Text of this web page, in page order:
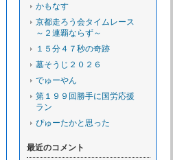
かもなす
京都走ろう会タイムレース
～２連覇ならず～
１５分４７秒の奇跡
墓そうじ２０２６
でゅーやん
第１９９回勝手に国労応援
ラン
ぴゅーたかと思った
最近のコメント